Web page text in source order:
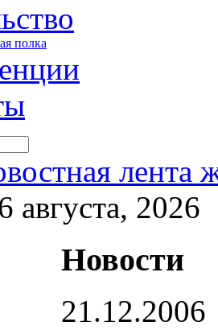
полка
лента
августа, 2026
Новости
21.12.2006